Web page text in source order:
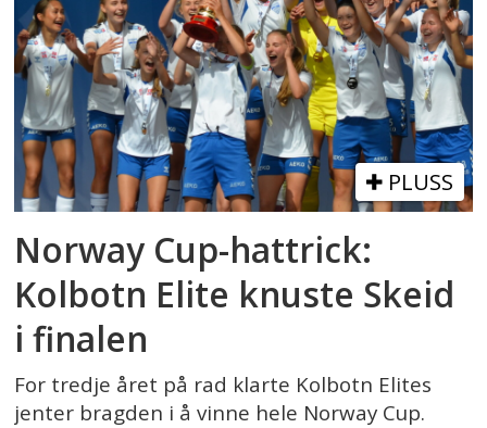
PLUSS
Norway Cup-hattrick:
Kolbotn Elite knuste Skeid
i finalen
For tredje året på rad klarte Kolbotn Elites
jenter bragden i å vinne hele Norway Cup.